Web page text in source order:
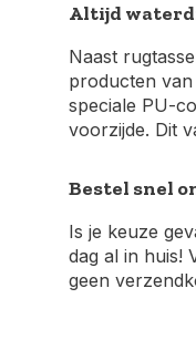
Altijd
Naast
producten
speciale PU-
voorzijde. Dit
Bestel snel
Is je keuze
dag al in huis!
geen